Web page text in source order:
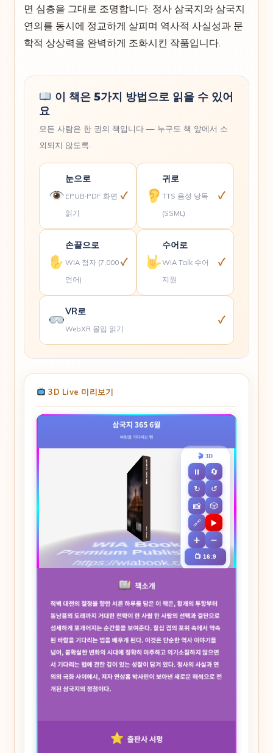
면 심층을 그대로 조명합니다. 정사 삼국지와 삼국지
연의를 동시에 정교하게 살피며 역사적 사실성과 문
학적 상상력을 완벽하게 조화시킨 작품입니다.
이 책은 5가지 방법으로 읽을 수 있어
요
모든 사람은 한 권의 책입니다 — 누구도 책 앞에서 소
외되지 않도록.
눈으로
EPUB·PDF 화면
읽기
✓
귀로
TTS 음성 낭독
(SSML)
✓
손끝으로
WIA 점자 (7,000
언어)
✓
수어로
WIA Talk 수어
지원
✓
VR로
WebXR 몰입 읽기
✓
3D Live 미리보기